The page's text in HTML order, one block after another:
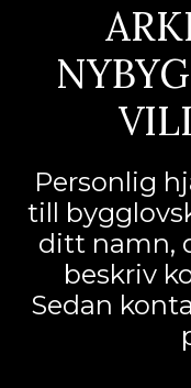
Personlig
till
ditt namn,
beskriv
Sedan